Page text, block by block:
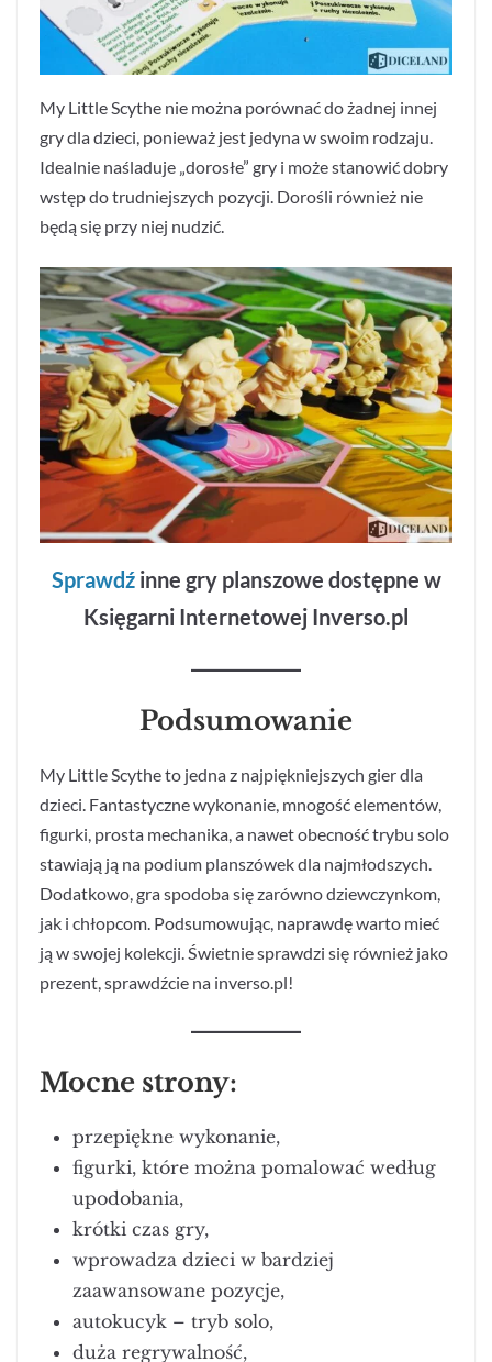
My Little Scythe nie można porównać do żadnej innej
gry dla dzieci, ponieważ jest jedyna w swoim rodzaju.
Idealnie naśladuje „dorosłe” gry i może stanowić dobry
wstęp do trudniejszych pozycji. Dorośli również nie
będą się przy niej nudzić.
Sprawdź inne gry planszowe dostępne w
Księgarni Internetowej Inverso.pl
Podsumowanie
My Little Scythe to jedna z najpiękniejszych gier dla
dzieci. Fantastyczne wykonanie, mnogość elementów,
figurki, prosta mechanika, a nawet obecność trybu solo
stawiają ją na podium planszówek dla najmłodszych.
Dodatkowo, gra spodoba się zarówno dziewczynkom,
jak i chłopcom. Podsumowując, naprawdę warto mieć
ją w swojej kolekcji. Świetnie sprawdzi się również jako
prezent, sprawdźcie na inverso.pl!
Mocne strony:
przepiękne wykonanie,
figurki, które można pomalować według
upodobania,
krótki czas gry,
wprowadza dzieci w bardziej
zaawansowane pozycje,
autokucyk – tryb solo,
duża regrywalność,